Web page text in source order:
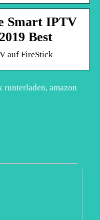
Smart IPTV
Best
auf FireStick
amazon